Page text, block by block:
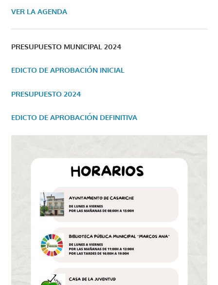
VER LA AGENDA
PRESUPUESTO MUNICIPAL 2024
EDICTO DE APROBACIÓN INICIAL
PRESUPUESTO 2024
EDICTO DE APROBACIÓN DEFINITIVA